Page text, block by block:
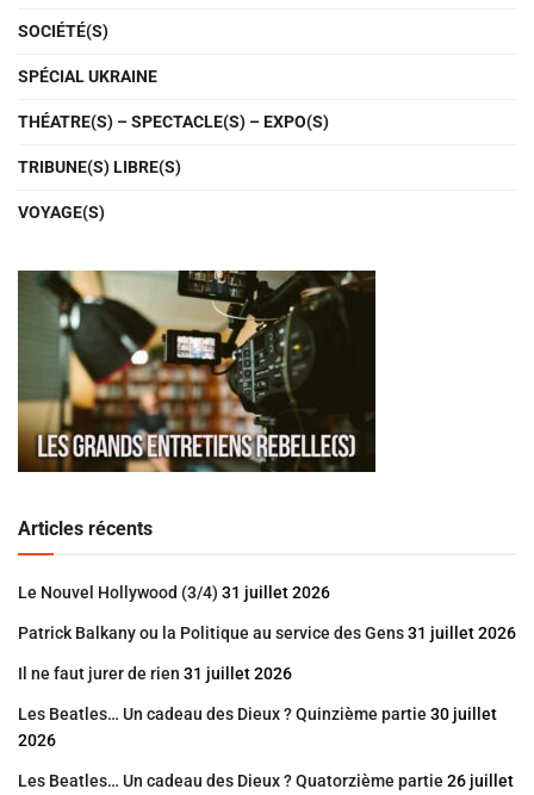
SOCIÉTÉ(S)
SPÉCIAL UKRAINE
THÉATRE(S) – SPECTACLE(S) – EXPO(S)
TRIBUNE(S) LIBRE(S)
VOYAGE(S)
Articles récents
Le Nouvel Hollywood (3/4) 31 juillet 2026
Patrick Balkany ou la Politique au service des Gens31 juillet 2026
Il ne faut jurer de rien 31 juillet 2026
Les Beatles… Un cadeau des Dieux ? Quinzième partie 30 juillet
2026
Les Beatles… Un cadeau des Dieux ? Quatorzième partie 26 juillet